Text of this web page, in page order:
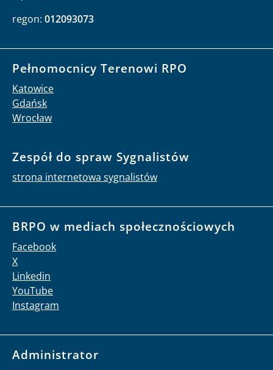
regon: 012093073
Pełnomocnicy Terenowi RPO
Katowice
Gdańsk
Wrocław
Zespół do spraw Sygnalistów
strona internetowa sygnalistów
BRPO w mediach społecznościowych
Facebook
X
Linkedin
YouTube
Instagram
Administrator